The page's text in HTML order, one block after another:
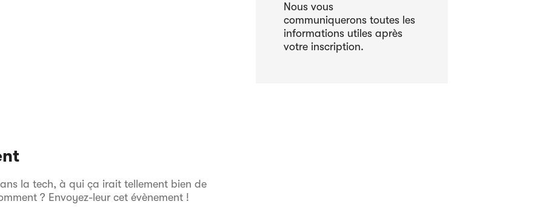
Nous vous
communiquerons toutes les
informations utiles après
votre inscription.
la tech, à qui ça irait tellement bien de
? Envoyez-leur cet évènement !